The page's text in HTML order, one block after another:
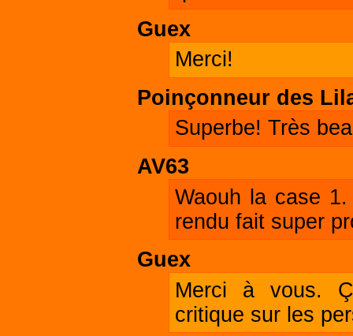
Guex
Merci!
Poinçonneur des
Superbe! Très
AV63
Waouh la case
rendu fait super
Guex
Merci à vous.
critique sur les